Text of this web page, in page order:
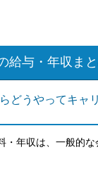
給与・年収ま
どうやってキャ
・年収は、一般的な